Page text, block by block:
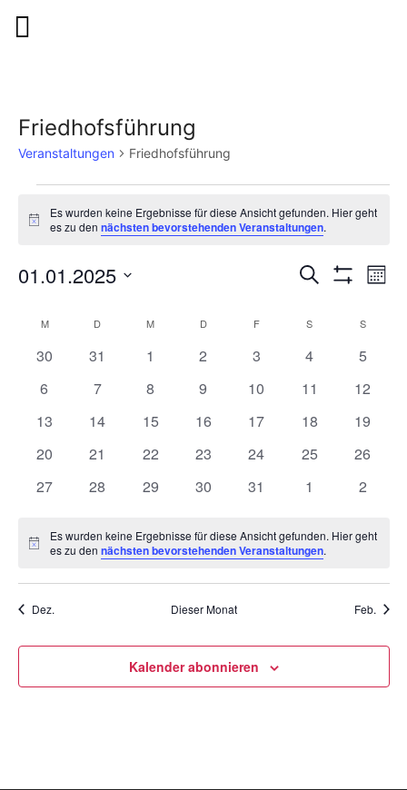
Friedhofsführung
Veranstaltungen Friedhofsführung
Hinweis
Es wurden keine Ergebnisse für diese Ansicht gefunden. Hier geht
es zu dennächsten bevorstehenden Veranstaltungen.
und
Navigation
Suche
01.01.2025
Kalender
Veranstaltungen
M D M D F S S
0
30
0
31
0
1
0
2
0
3
0
4
0
5
0
6
0
7
0
8
0
9
0
10
0
11
0
12
0
13
0
14
0
15
0
16
0
17
0
18
0
19
0
20
0
21
0
22
0
23
0
24
0
25
0
26
0
27
0
28
0
29
0
30
0
31
0
1
0
2
Hinweis
Es wurden keine Ergebnisse für diese Ansicht gefunden. Hier geht
es zu dennächsten bevorstehenden Veranstaltungen.
Dez. Dieser Monat Feb.
Kalender abonnieren